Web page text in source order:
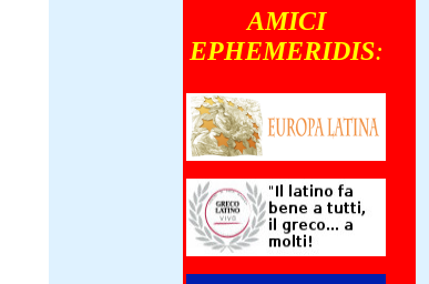
AMICI
EPHEMERIDIS: